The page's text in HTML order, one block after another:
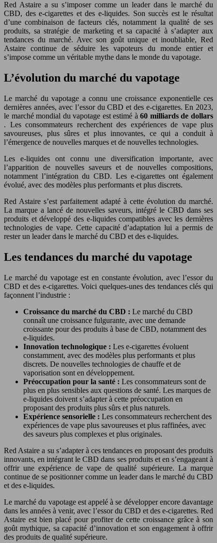
Red Astaire a su s’imposer comme un leader dans le marché du
CBD, des e-cigarettes et des e-liquides. Son succès est le résultat
d’une combinaison de facteurs clés, notamment la qualité de ses
produits, sa stratégie de marketing et sa capacité à s’adapter aux
tendances du marché. Avec son goût unique et inoubliable, Red
Astaire continue de séduire les vapoteurs du monde entier et
s’impose comme un véritable mythe dans le monde du vapotage.
L’évolution du marché du vapotage
Le marché du vapotage a connu une croissance exponentielle ces
dernières années, avec l’essor du CBD et des e-cigarettes. En 2023,
le marché mondial du vapotage est estimé à60 milliards de dollars
. Les consommateurs recherchent des expériences de vape plus
savoureuses, plus sûres et plus innovantes, ce qui a conduit à
l’émergence de nouvelles marques et de nouvelles technologies.
Les e-liquides ont connu une diversification importante, avec
l’apparition de nouvelles saveurs et de nouvelles compositions,
notamment l’intégration du CBD. Les e-cigarettes ont également
évolué, avec des modèles plus performants et plus discrets.
Red Astaire s’est parfaitement adapté à cette évolution du marché.
La marque a lancé de nouvelles saveurs, intégré le CBD dans ses
produits et développé des e-liquides compatibles avec les dernières
technologies de vape. Cette capacité d’adaptation lui a permis de
rester un leader dans le marché du CBD et des e-liquides.
Les tendances du marché du vapotage
Le marché du vapotage est en constante évolution, avec l’essor du
CBD et des e-cigarettes. Voici quelques-unes des tendances clés qui
façonnent l’industrie :
Croissance du marché du CBD : Le marché du CBD
connaît une croissance fulgurante, avec une demande
croissante pour des produits à base de CBD, notamment des
e-liquides.
Innovation technologique : Les e-cigarettes évoluent
constamment, avec des modèles plus performants et plus
discrets. De nouvelles technologies de chauffe et de
vaporisation sont en développement.
Préoccupation pour la santé : Les consommateurs sont de
plus en plus sensibles aux questions de santé. Les marques de
e-liquides doivent s’adapter à cette préoccupation en
proposant des produits plus sûrs et plus naturels.
Expérience sensorielle : Les consommateurs recherchent des
expériences de vape plus savoureuses et plus raffinées, avec
des saveurs plus complexes et plus originales.
Red Astaire a su s’adapter à ces tendances en proposant des produits
innovants, en intégrant le CBD dans ses produits et en s’engageant à
offrir une expérience de vape de qualité supérieure. La marque
continue de se positionner comme un leader dans le marché du CBD
et des e-liquides.
Le marché du vapotage est appelé à se développer encore davantage
dans les années à venir, avec l’essor du CBD et des e-cigarettes. Red
Astaire est bien placé pour profiter de cette croissance grâce à son
goût mythique, sa capacité d’innovation et son engagement à offrir
des produits de qualité supérieure.